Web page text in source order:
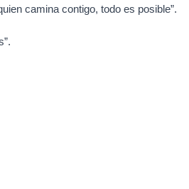
camina contigo, todo es posible”.